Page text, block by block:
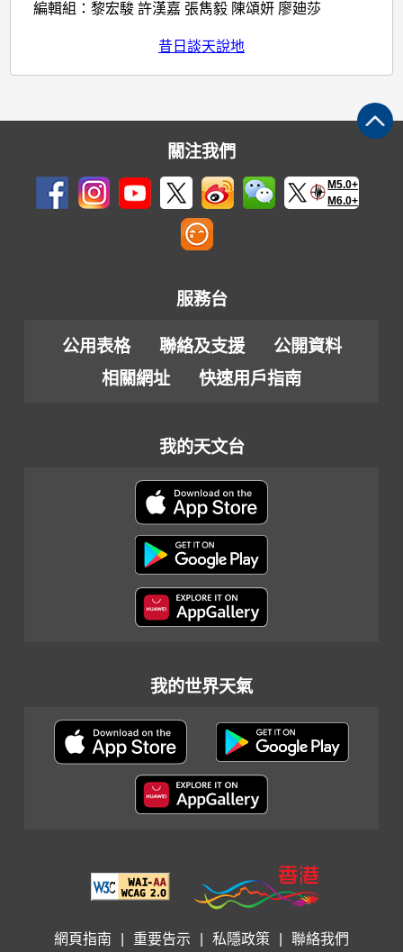
編輯組：黎宏駿 許漢嘉 張雋毅 陳頌妍 廖廸莎
昔日談天說地
關注我們
M5.0+
M6.0+
服務台
公用表格 聯絡及支援
公開資料
相關網址
快速用戶指南
我的天文台
我的世界天氣
網頁指南 重要告示 私隱政策 聯絡我們